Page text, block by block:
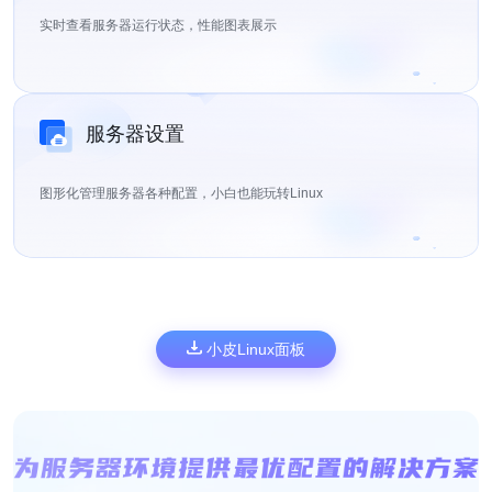
实时查看服务器运行状态，性能图表展示
服务器设置
图形化管理服务器各种配置，小白也能玩转Linux
小皮Linux面板